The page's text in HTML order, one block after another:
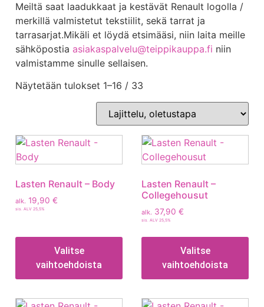
Meiltä saat laadukkaat ja kestävät Renault logolla /
merkillä valmistetut tekstiilit, sekä tarrat ja
tarrasarjat.Mikäli et löydä etsimääsi, niin laita meille
sähköpostia asiakaspalvelu@teippikauppa.fi niin
valmistamme sinulle sellaisen.
Näytetään tulokset 1–16 / 33
Lasten Renault – Body
alk. 19,90 €
sis. ALV 25,5%
Valitse
vaihtoehdoista
Lasten Renault –
Collegehousut
alk. 37,90 €
sis. ALV 25,5%
Valitse
vaihtoehdoista